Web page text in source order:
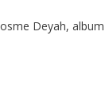
Deyah,